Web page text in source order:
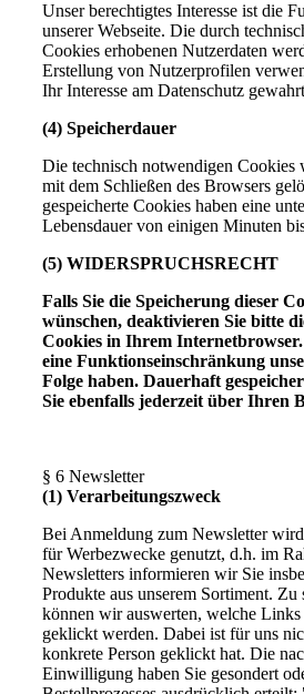
Unser berechtigtes Interesse ist die
unserer Webseite. Die durch
Cookies erhobenen Nutzerdaten
Erstellung von Nutzerprofilen
Ihr Interesse am Datenschutz
(4) Speicherdauer
Die technisch notwendigen Cookies
mit dem Schließen des Browsers
gespeicherte Cookies haben eine
Lebensdauer von einigen Minuten
(5) WIDERSPRUCHSRECHT
Falls Sie die Speicherung dieser
wünschen, deaktivieren Sie bitte
Cookies in Ihrem
eine Funktionseinschränkung
Folge haben. Dauerhaft
Sie ebenfalls jederzeit über Ihren
§ 6 Newsletter
(1) Verarbeitungszweck
Bei Anmeldung zum Newsletter
für Werbezwecke genutzt, d.h. im
Newsletters informieren wir Sie
Produkte aus unserem Sortiment. Zu
können wir auswerten, welche
geklickt werden. Dabei ist für uns
konkrete Person geklickt hat. Die
Einwilligung haben Sie gesondert